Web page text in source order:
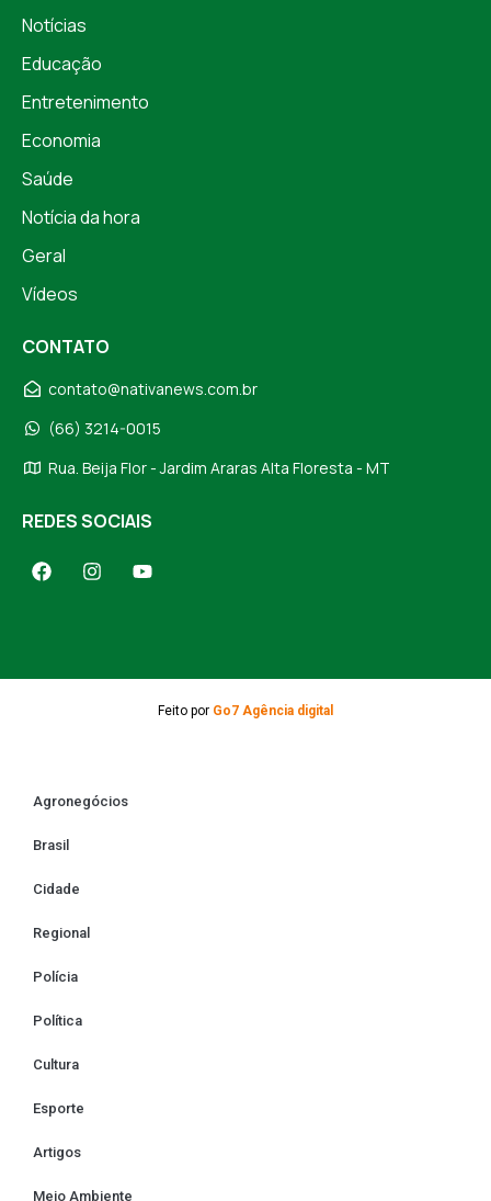
Notícias
Educação
Entretenimento
Economia
Saúde
Notícia da hora
Geral
Vídeos
CONTATO
contato@nativanews.com.br
(66) 3214-0015
Rua. Beija Flor - Jardim Araras Alta Floresta - MT
REDES SOCIAIS
Feito por Go7 Agência digital
Agronegócios
Brasil
Cidade
Regional
Polícia
Política
Cultura
Esporte
Artigos
Meio Ambiente